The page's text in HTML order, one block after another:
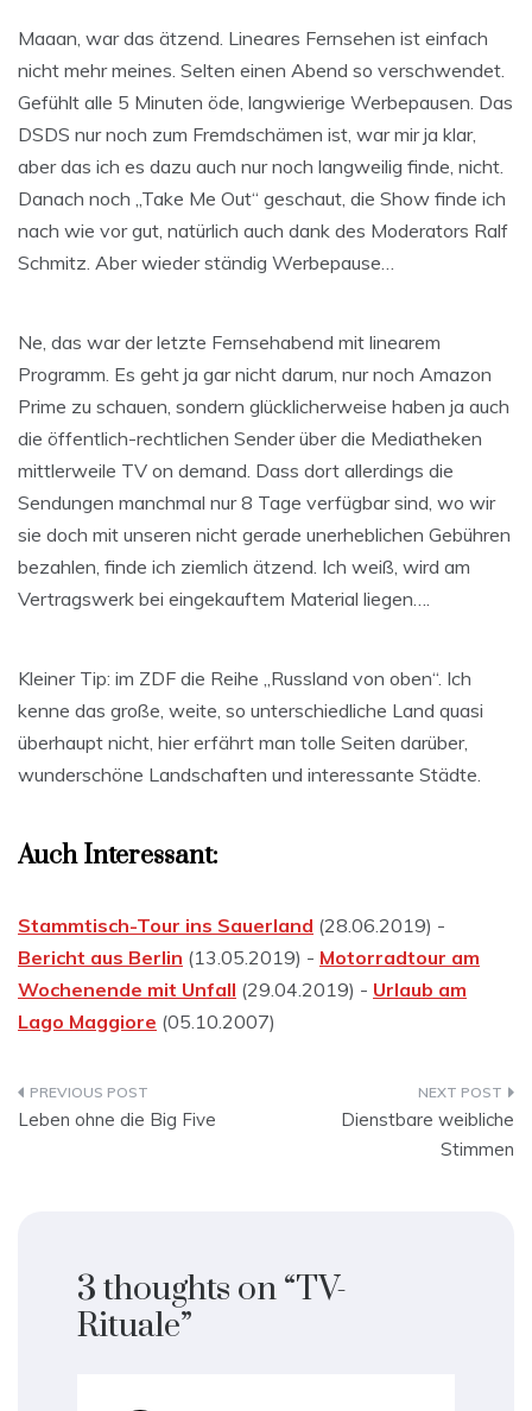
Maaan, war das ätzend. Lineares Fernsehen ist einfach
nicht mehr meines. Selten einen Abend so verschwendet.
Gefühlt alle 5 Minuten öde, langwierige Werbepausen. Das
DSDS nur noch zum Fremdschämen ist, war mir ja klar,
aber das ich es dazu auch nur noch langweilig finde, nicht.
Danach noch „Take Me Out“ geschaut, die Show finde ich
nach wie vor gut, natürlich auch dank des Moderators Ralf
Schmitz. Aber wieder ständig Werbepause…
Ne, das war der letzte Fernsehabend mit linearem
Programm. Es geht ja gar nicht darum, nur noch Amazon
Prime zu schauen, sondern glücklicherweise haben ja auch
die öffentlich-rechtlichen Sender über die Mediatheken
mittlerweile TV on demand. Dass dort allerdings die
Sendungen manchmal nur 8 Tage verfügbar sind, wo wir
sie doch mit unseren nicht gerade unerheblichen Gebühren
bezahlen, finde ich ziemlich ätzend. Ich weiß, wird am
Vertragswerk bei eingekauftem Material liegen….
Kleiner Tip: im ZDF die Reihe „Russland von oben“. Ich
kenne das große, weite, so unterschiedliche Land quasi
überhaupt nicht, hier erfährt man tolle Seiten darüber,
wunderschöne Landschaften und interessante Städte.
Auch Interessant:
Stammtisch-Tour ins Sauerland (28.06.2019) -
Bericht aus Berlin (13.05.2019) - Motorradtour am
Wochenende mit Unfall (29.04.2019) - Urlaub am
Lago Maggiore (05.10.2007)
Beitragsnavigation
Leben ohne die Big Five
Dienstbare weibliche
Stimmen
3 thoughts on “TV-
Rituale”